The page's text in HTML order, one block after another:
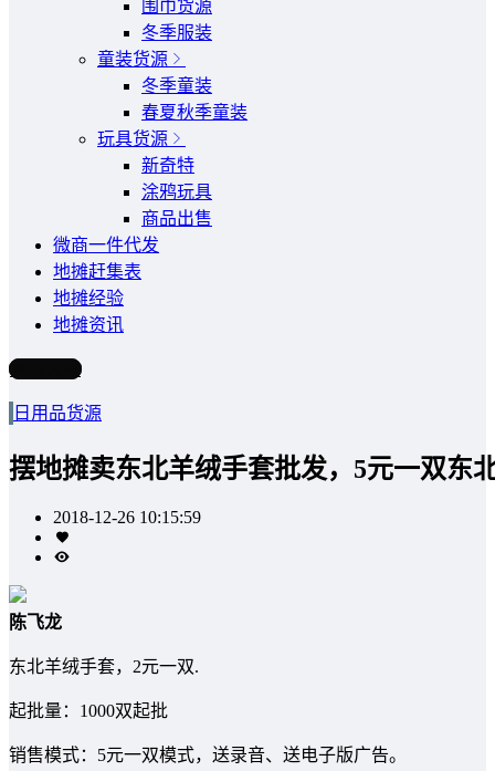
围巾货源
冬季服装
童装货源
冬季童装
春夏秋季童装
玩具货源
新奇特
涂鸦玩具
商品出售
微商一件代发
地摊赶集表
地摊经验
地摊资讯
写文章
日用品货源
摆地摊卖东北羊绒手套批发，5元一双东
2018-12-26 10:15:59
陈飞龙
东北羊绒手套，2元一双.
起批量：1000双起批
销售模式：5元一双模式，送录音、送电子版广告。